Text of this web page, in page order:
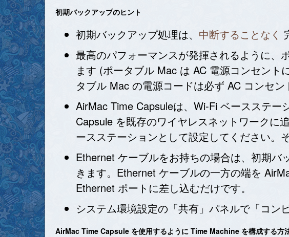
初期バックアップのヒント
初期バックアップ処理は、 中断することなく
最高のパフォーマンスが発揮されるように、
ます (ポータブル Mac は AC 電源コンセン
タブル Mac の電源コードは必ず AC コンセン
AirMac Time Capsuleは、Wi-Fi ベースステ
Capsule を既存のワイヤレスネットワークに
ースステーションとして設定してください。
Ethernet ケーブルをお持ちの場合は、初期
きます。Ethernet ケーブルの一方の端を
Ethernet ポートに差し込むだけです。
システム環境設定の「共有」パネルで「コン
AirMac Time Capsule を使用するように Time Machine を構成する方